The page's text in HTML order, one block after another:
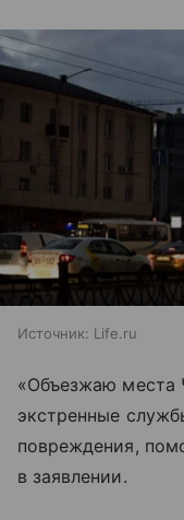
Источник: Life.ru
«Объезжаю места
экстренные
повреждения,
в заявлении.